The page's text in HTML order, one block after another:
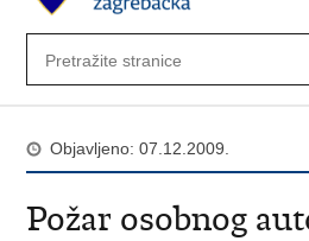
Objavljeno: 07.12.2009.
Požar osobnog